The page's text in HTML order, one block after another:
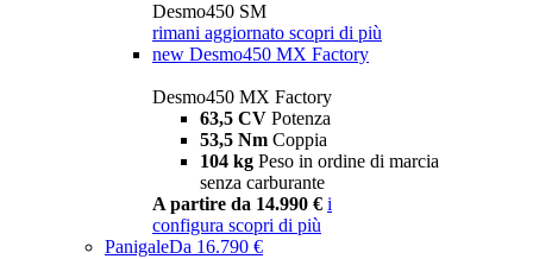
Desmo450 SM
rimani aggiornato scopri di più
new Desmo450 MX Factory
Desmo450 MX Factory
63,5 CV Potenza
53,5 Nm Coppia
104 kg Peso in ordine di marcia
senza carburante
A partire da 14.990 € i
configura scopri di più
PanigaleDa 16.790 €